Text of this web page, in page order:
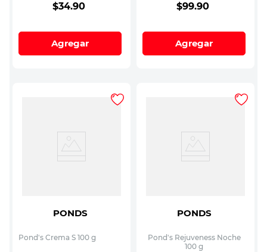
$34.90
Agregar
$99.90
Agregar
PONDS
Pond's Crema S 100 g
PONDS
Pond's Rejuveness Noche
100 g